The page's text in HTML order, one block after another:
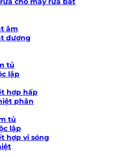
âm
dương
tủ
lập
hợp hấp
phân
tủ
lập
hợp vi sóng